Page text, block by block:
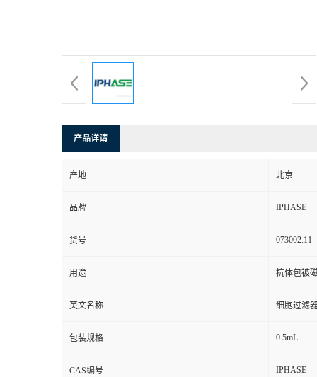
产品详请
产地 北京
品牌 IPHASE
货号 073002.11
用途 抗体包被
英文名称 细胞过滤
包装规格 0.5mL
CAS编号 IPHASE